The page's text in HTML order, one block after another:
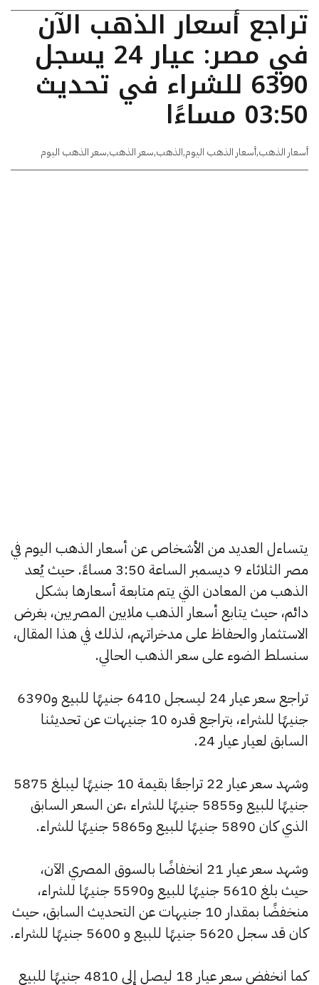
تراجع أسعار الذهب الآن
في مصر: عيار 24 يسجل
6390 للشراء في تحديث
03:50 مساءًا
أسعار الذهب,أسعار الذهب اليوم,الذهب,سعر الذهب,سعر الذهب اليوم
يتساءل العديد من الأشخاص عن أسعار الذهب اليوم في
مصر الثلاثاء 9 ديسمبر الساعة 3:50 مساءً. حيث يُعد
الذهب من المعادن التي يتم متابعة أسعارها بشكل
دائم، حيث يتابع أسعار الذهب ملايين المصريين، بغرض
الاستثمار والحفاظ على مدخراتهم، لذلك في هذا المقال،
سنسلط الضوء على سعر الذهب الحالي.
تراجع سعر عيار 24 ليسجل 6410 جنيهًا للبيع و6390
جنيهًا للشراء، بتراجع قدره 10 جنيهات عن تحديثنا
السابق لعيار عيار 24.
وشهد سعر عيار 22 تراجعًا بقيمة 10 جنيهًا ليبلغ 5875
جنيهًا للبيع و5855 جنيهًا للشراء ،عن السعر السابق
الذي كان 5890 جنيهًا للبيع و5865 جنيهًا للشراء.
وشهد سعر عيار 21 انخفاضًا بالسوق المصري الآن،
حيث بلغ 5610 جنيهًا للبيع و5590 جنيهًا للشراء،
منخفضًا بمقدار 10 جنيهات عن التحديث السابق، حيث
كان قد سجل 5620 جنيهًا للبيع و 5600 جنيهًا للشراء.
كما انخفض سعر عيار 18 ليصل إلى 4810 جنيهًا للبيع